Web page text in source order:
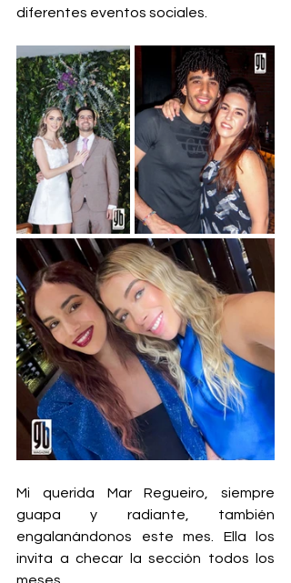
diferentes eventos sociales.
Mi querida Mar Regueiro, siempre
guapa y radiante, también
engalanándonos este mes. Ella los
invita a checar la sección todos los